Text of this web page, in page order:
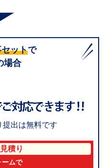
ットで
場合
出は無料です
積り
ームで